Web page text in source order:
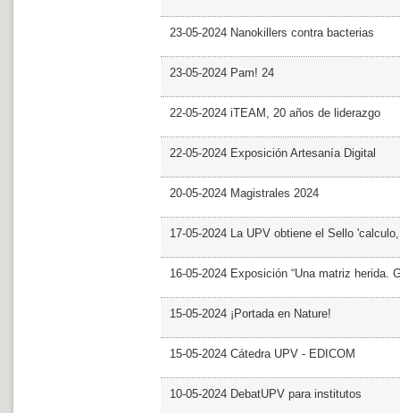
23-05-2024 Nanokillers contra bacterias
23-05-2024 Pam! 24
22-05-2024 iTEAM, 20 años de liderazgo
22-05-2024 Exposición Artesanía Digital
20-05-2024 Magistrales 2024
17-05-2024 La UPV obtiene el Sello
16-05-2024 Exposición “Una matriz herida.
15-05-2024 ¡Portada en Nature!
15-05-2024 Cátedra UPV - EDICOM
10-05-2024 DebatUPV para institutos